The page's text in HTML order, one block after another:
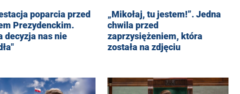
poparcia przed
Prezydenckim.
decyzja nas nie
„Mikołaj, tu jestem!”. Jedna
chwila przed
zaprzysiężeniem, która
została na zdjęciu